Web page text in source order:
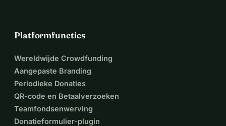
Platformfuncties
Wereldwijde Crowdfunding
Aangepaste Branding
Periodieke Donaties
QR-code en Betaalverzoeken
Teamfondsenwerving
Donatieformulier-plugin